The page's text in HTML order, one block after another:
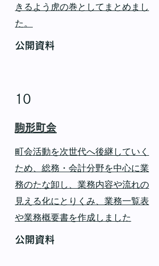
きるよう虎の巻としてまとめまし
た。
公開資料
10
駒形町会
町会活動を次世代へ後継していく
ため、総務・会計分野を中心に業
務のたな卸し、業務内容や流れの
見える化にとりくみ、業務一覧表
や業務概要書を作成しました
公開資料